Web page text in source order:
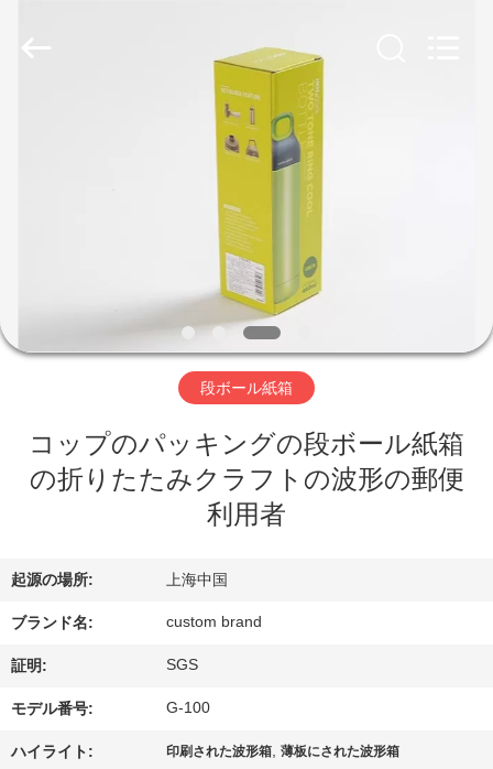
ク
ビ
デ
私
達
に
つ
Shanghai
段ボール紙箱
コップのパッキングの段ボール紙箱
の折りたたみクラフトの波形の郵便
利用者
起源の場所: 上海中国
ブランド名: custom brand
証明: SGS
モデル番号: G-100
ハイライト: 印刷された波形箱,薄板にされた波形箱